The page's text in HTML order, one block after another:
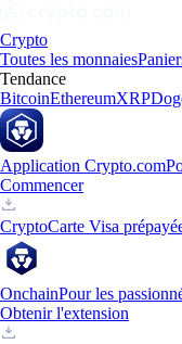
Crypto
Toutes les monnaies
Tendance
BitcoinEthereumXRP
Application Crypto.com
Commencer
CryptoCarte Visa
OnchainPour les
Obtenir l'extension